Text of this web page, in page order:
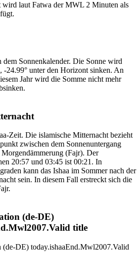
wird laut Fatwa der MWL 2 Minuten als
dem Sonnenkalender. Die Sonne wird
-24.99° unter den Horizont sinken. An
Jahr wird die Somme nicht mehr
Zeit. Die islamische Mitternacht bezieht
zwischen dem Sonnenuntergang
(Fajr). Der
20:57 und 03:45 ist 00:21. In
kann das Ishaa im Sommer nach der
sein. In diesem Fall erstreckt sich die
(de-DE)
title
(de-DE) today.ishaaEnd.Mwl2007.Valid